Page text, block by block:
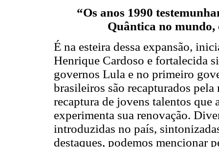
“Os anos 1990
Quântica no
É na esteira dessa expansão,
Henrique Cardoso e fortalecida
governos Lula e no primeiro
brasileiros são recapturados pela
recaptura de jovens talentos que
experimenta sua renovação.
introduzidas no país,
destaques, podemos mencionar